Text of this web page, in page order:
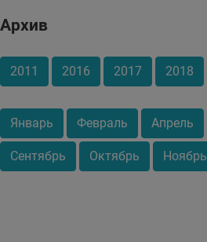
Архив
2011 2016 2017 2018
Январь Февраль Апрель
Сентябрь Октябрь Ноябрь